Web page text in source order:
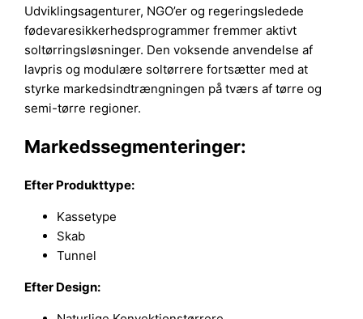
Udviklingsagenturer, NGO’er og regeringsledede
fødevaresikkerhedsprogrammer fremmer aktivt
soltørringsløsninger. Den voksende anvendelse af
lavpris og modulære soltørrere fortsætter med at
styrke markedsindtrængningen på tværs af tørre og
semi-tørre regioner.
Markedssegmenteringer:
Efter Produkttype:
Kassetype
Skab
Tunnel
Efter Design: